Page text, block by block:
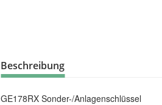
Beschreibung
GE178RX Sonder-/Anlagenschlüssel